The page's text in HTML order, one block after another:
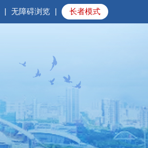
无障碍浏览 长者模式